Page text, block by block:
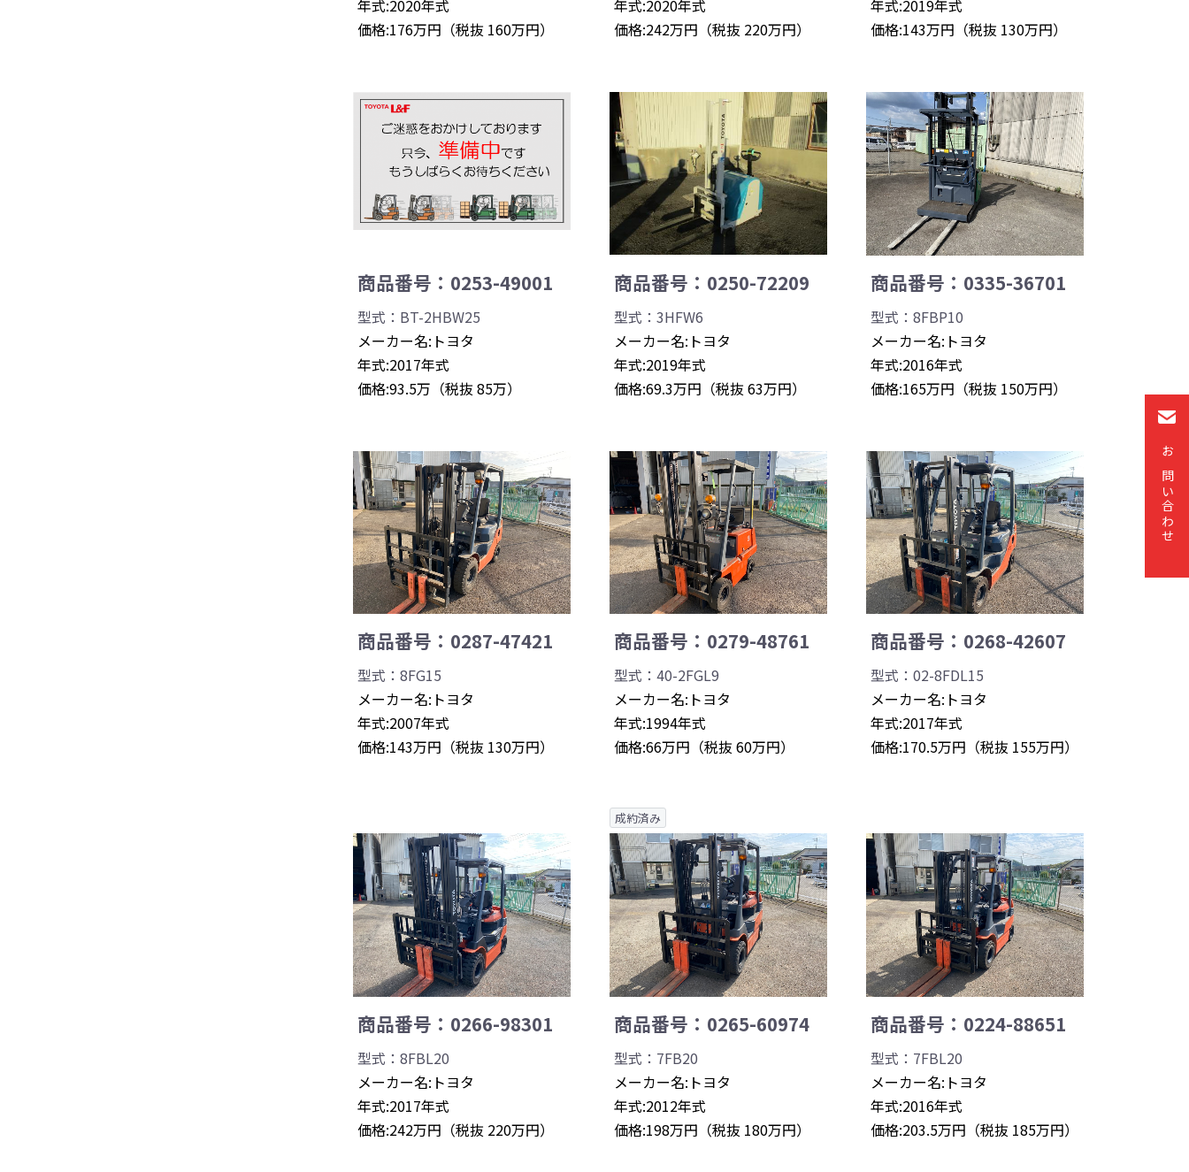
お問い合わせ
年式:2020年式
価格:176万円（税抜 160万円）
年式:2020年式
価格:242万円（税抜 220万円）
年式:2019年式
価格:143万円（税抜 130万円）
商品番号：0253-49001
型式：BT-2HBW25
メーカー名:トヨタ
年式:2017年式
価格:93.5万（税抜 85万）
商品番号：0250-72209
型式：3HFW6
メーカー名:トヨタ
年式:2019年式
価格:69.3万円（税抜 63万円）
商品番号：0335-36701
型式：8FBP10
メーカー名:トヨタ
年式:2016年式
価格:165万円（税抜 150万円）
商品番号：0287-47421
型式：8FG15
メーカー名:トヨタ
年式:2007年式
価格:143万円（税抜 130万円）
商品番号：0279-48761
型式：40-2FGL9
メーカー名:トヨタ
年式:1994年式
価格:66万円（税抜 60万円）
商品番号：0268-42607
型式：02-8FDL15
メーカー名:トヨタ
年式:2017年式
価格:170.5万円（税抜 155万円）
商品番号：0266-98301
型式：8FBL20
メーカー名:トヨタ
年式:2017年式
価格:242万円（税抜 220万円）
成約済み
商品番号：0265-60974
型式：7FB20
メーカー名:トヨタ
年式:2012年式
価格:198万円（税抜 180万円）
商品番号：0224-88651
型式：7FBL20
メーカー名:トヨタ
年式:2016年式
価格:203.5万円（税抜 185万円）